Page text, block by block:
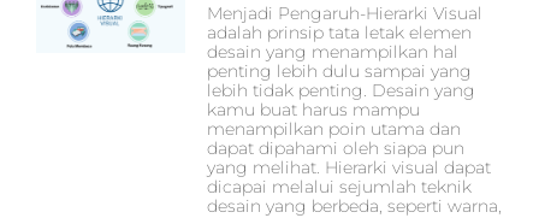
Menjadi Pengaruh-Hierarki Visual
adalah prinsip tata letak elemen
desain yang menampilkan hal
penting lebih dulu sampai yang
lebih tidak penting. Desain yang
kamu buat harus mampu
menampilkan poin utama dan
dapat dipahami oleh siapa pun
yang melihat. Hierarki visual dapat
dicapai melalui sejumlah teknik
desain yang berbeda, seperti warna,